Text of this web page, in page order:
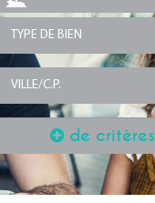
TYPE DE BIEN
VILLE/C.P.
de critères